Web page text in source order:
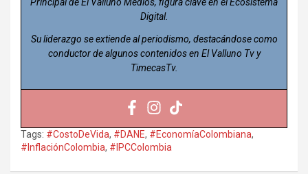
Principal de El Valluno Medios, figura clave en el Ecosistema
Digital.
Su liderazgo se extiende al periodismo, destacándose como
conductor de algunos contenidos en El Valluno Tv y
TimecasTv.
Tags: #CostoDeVida, #DANE, #EconomíaColombiana,
#InflaciónColombia, #IPCColombia